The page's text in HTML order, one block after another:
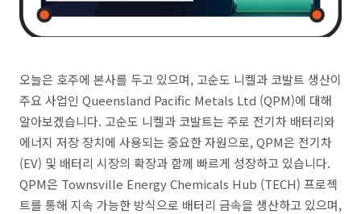
오늘은 호주에 본사를 두고 있으며, 고순도 니켈과 코발트 생산이
주요 사업인 Queensland Pacific Metals Ltd (QPM)에 대해
알아보겠습니다. 고순도 니켈과 코발트는 주로 전기차 배터리와
에너지 저장 장치에 사용되는 중요한 자원으로, QPM은 전기차
(EV) 및 배터리 시장의 확장과 함께 빠르게 성장하고 있습니다.
QPM은 Townsville Energy Chemicals Hub (TECH) 프로젝
트를 통해 지속 가능한 방식으로 배터리 금속을 생산하고 있으며,